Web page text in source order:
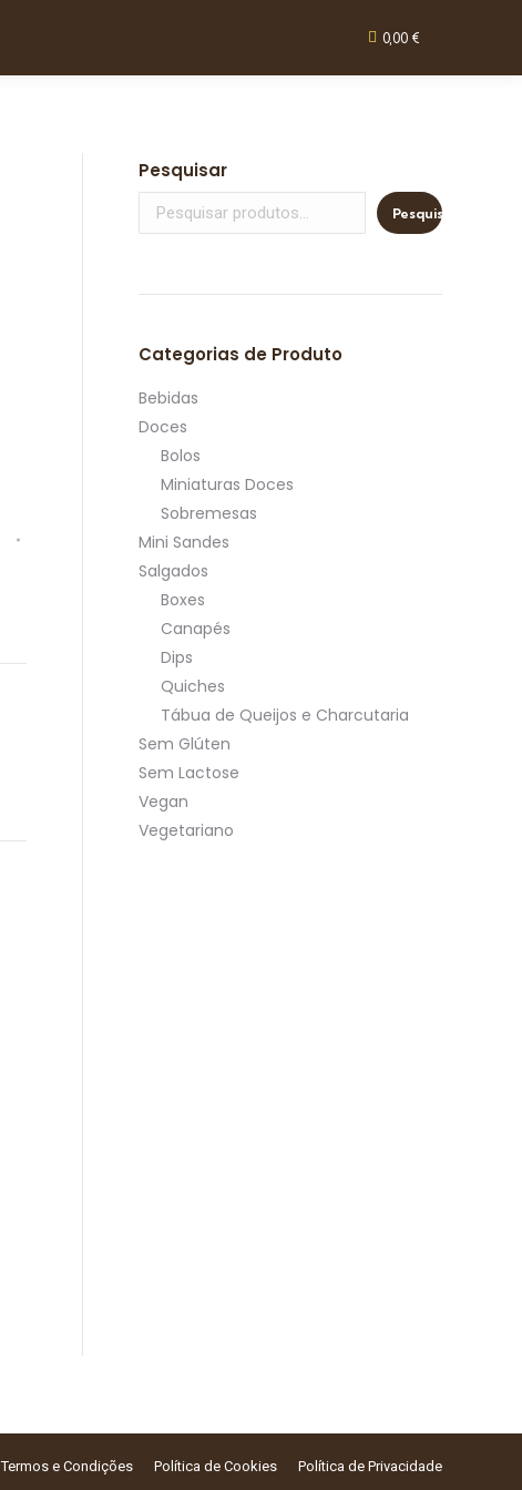
0,00 €
Pesquisar
Pesquisar
Categorias de Produto
Bebidas
Doces
Bolos
Miniaturas Doces
Sobremesas
Mini Sandes
Salgados
Boxes
Canapés
Dips
Quiches
Tábua de Queijos e Charcutaria
Sem Glúten
Sem Lactose
Vegan
Vegetariano
Termos e Condições Política de Cookies Política de Privacidade